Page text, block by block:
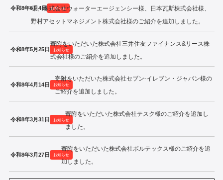
令和8年6月4日 お知らせ
様、株式会社ウォーターエージェンシー様、日本瓦斯株式会社様、
野村アセットマネジメント株式会社様のご紹介を追加しました。
令和8年5月25日 お知らせ
寄附をいただいた株式会社三井住友ファイナンス&リース株
式会社様のご紹介を追加しました。
令和8年4月14日 お知らせ
寄附をいただいた株式会社セブン‐イレブン・ジャパン様の
ご紹介を追加しました。
令和8年3月31日 お知らせ
寄附をいただいた株式会社テスク様のご紹介を追加し
ました。
令和8年3月27日 お知らせ
寄附をいただいた株式会社ボルテックス様のご紹介を追
加しました。